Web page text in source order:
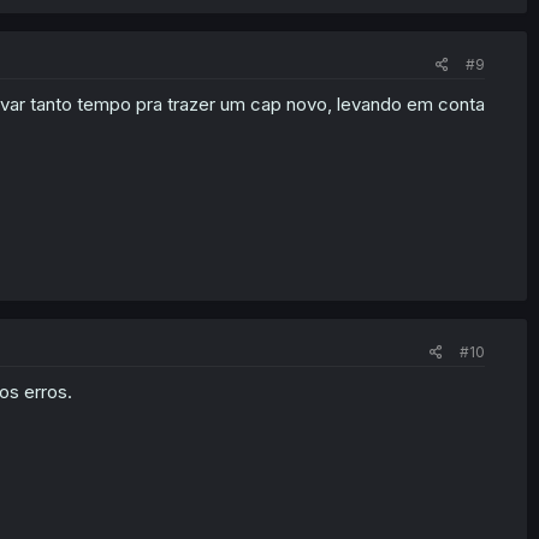
#9
tanto tempo pra trazer um cap novo, levando em conta
#10
erros.